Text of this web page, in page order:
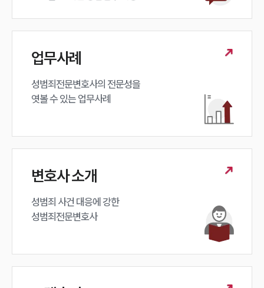
업무사례
성범죄전문변호사의 전문성을
엿볼 수 있는 업무사례
변호사 소개
성범죄 사건 대응에 강한
성범죄전문변호사